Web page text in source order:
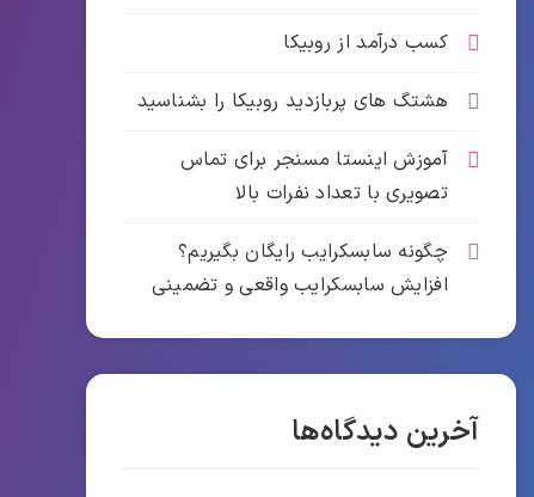
کسب درآمد از روبیکا
هشتگ های پربازدید روبیکا را بشناسید
آموزش اينستا مسنجر برای تماس
تصویری با تعداد نفرات بالا
چگونه سابسکرایب رایگان بگیریم؟
افزایش سابسکرایب واقعی و تضمینی
آخرین دیدگاه‌ها